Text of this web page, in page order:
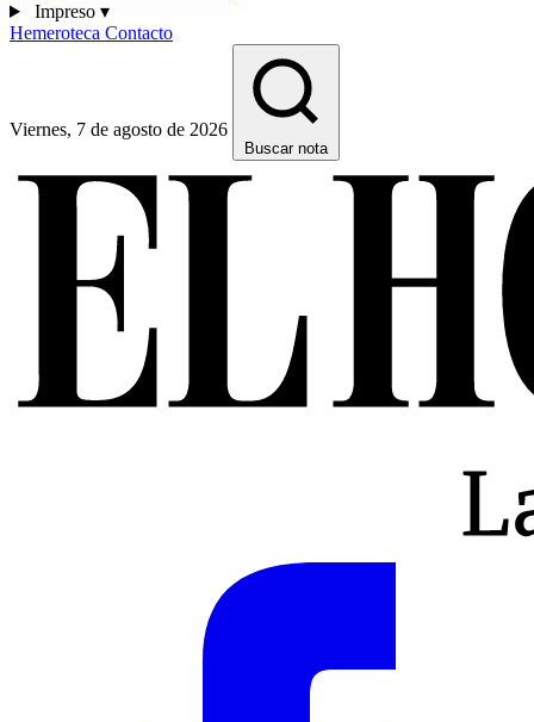
Impreso ▾
Hemeroteca Contacto
Viernes, 7 de agosto de 2026
Buscar nota